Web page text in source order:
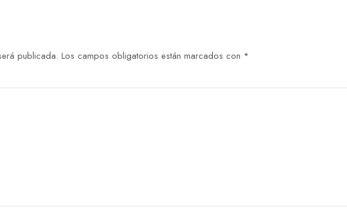
publicada. Los campos obligatorios están marcados con *